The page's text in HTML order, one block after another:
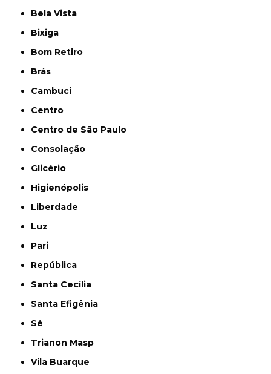
Bela Vista
Bixiga
Bom Retiro
Brás
Cambuci
Centro
Centro de São Paulo
Consolação
Glicério
Higienópolis
Liberdade
Luz
Pari
República
Santa Cecília
Santa Efigênia
Sé
Trianon Masp
Vila Buarque